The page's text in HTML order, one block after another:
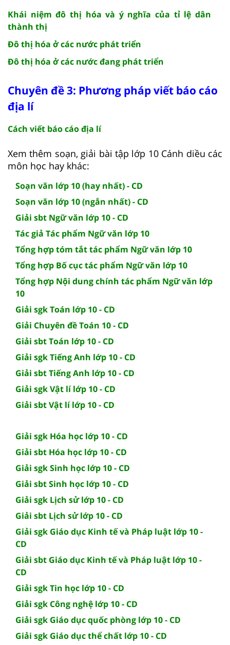
Khái niệm đô thị hóa và ý nghĩa của tỉ lệ dân
thành thị
Đô thị hóa ở các nước phát triển
Đô thị hóa ở các nước đang phát triển
Chuyên đề 3: Phương pháp viết báo cáo
địa lí
Cách viết báo cáo địa lí
Xem thêm soạn, giải bài tập lớp 10 Cánh diều các
môn học hay khác:
Soạn văn lớp 10 (hay nhất) - CD
Soạn văn lớp 10 (ngắn nhất) - CD
Giải sbt Ngữ văn lớp 10 - CD
Tác giả Tác phẩm Ngữ văn lớp 10
Tổng hợp tóm tắt tác phẩm Ngữ văn lớp 10
Tổng hợp Bố cục tác phẩm Ngữ văn lớp 10
Tổng hợp Nội dung chính tác phẩm Ngữ văn lớp
10
Giải sgk Toán lớp 10 - CD
Giải Chuyên đề Toán 10 - CD
Giải sbt Toán lớp 10 - CD
Giải sgk Tiếng Anh lớp 10 - CD
Giải sbt Tiếng Anh lớp 10 - CD
Giải sgk Vật lí lớp 10 - CD
Giải sbt Vật lí lớp 10 - CD
Giải sgk Hóa học lớp 10 - CD
Giải sbt Hóa học lớp 10 - CD
Giải sgk Sinh học lớp 10 - CD
Giải sbt Sinh học lớp 10 - CD
Giải sgk Lịch sử lớp 10 - CD
Giải sbt Lịch sử lớp 10 - CD
Giải sgk Giáo dục Kinh tế và Pháp luật lớp 10 -
CD
Giải sbt Giáo dục Kinh tế và Pháp luật lớp 10 -
CD
Giải sgk Tin học lớp 10 - CD
Giải sgk Công nghệ lớp 10 - CD
Giải sgk Giáo dục quốc phòng lớp 10 - CD
Giải sgk Giáo dục thể chất lớp 10 - CD